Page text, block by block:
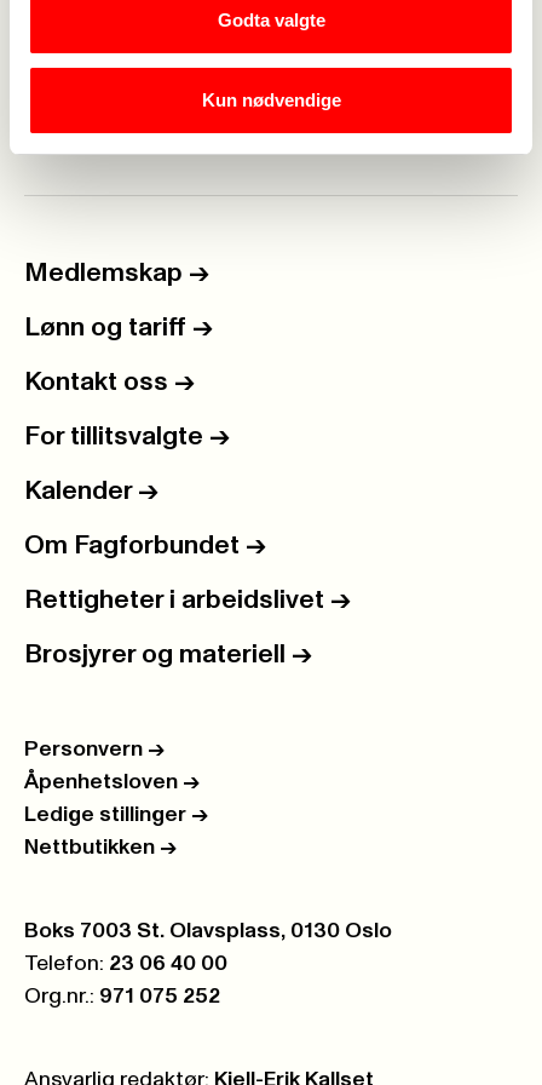
Godta valgte
Kun nødvendige
nina.simonsen@fagforbundet.no
Fagforbundet Akershus
Medlemskap ->
Lønn og tariff ->
Kontakt oss ->
For tillitsvalgte ->
Kalender ->
Om Fagforbundet ->
Rettigheter i arbeidslivet ->
Brosjyrer og materiell ->
Personvern ->
Åpenhetsloven ->
Ledige stillinger ->
Nettbutikken ->
Postboks:
Boks 7003 St. Olavsplass, 0130 Oslo
Telefon: 23 06 40 00
Org.nr.: 971 075 252
Ansvarlig redaktør: Kjell-Erik Kallset